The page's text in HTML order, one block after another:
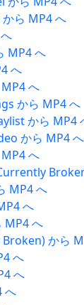
ら MP4 へ
MP4 へ
へ
へ
から MP4 へ
から MP4
から MP4 へ
へ
MP4 へ
へ
MP4 へ
から
へ
へ
へ